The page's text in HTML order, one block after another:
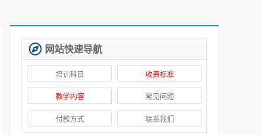
网站快速导航
培训科目 收费标准
教学内容 常见问题
付款方式 联系我们